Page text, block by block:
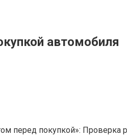
автомобиля
перед покупкой»: